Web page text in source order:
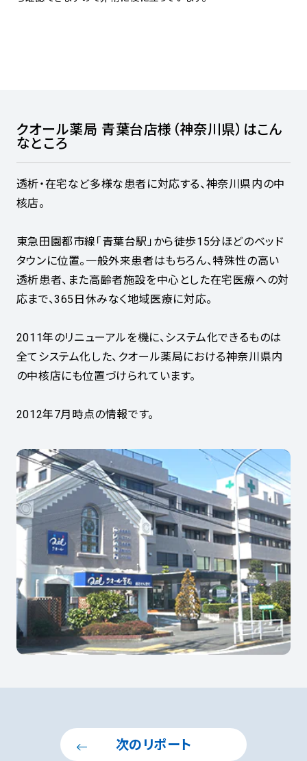
クオール薬局 青葉台店様（神奈川県）はこん
なところ
透析・在宅など多様な患者に対応する、神奈川県内の中
核店。
東急田園都市線「青葉台駅」から徒歩15分ほどのベッド
タウンに位置。一般外来患者はもちろん、特殊性の高い
透析患者、また高齢者施設を中心とした在宅医療への対
応まで、365日休みなく地域医療に対応。
2011年のリニューアルを機に、システム化できるものは
全てシステム化した、クオール薬局における神奈川県内
の中核店にも位置づけられています。
2012年7月時点の情報です。
次のリポート